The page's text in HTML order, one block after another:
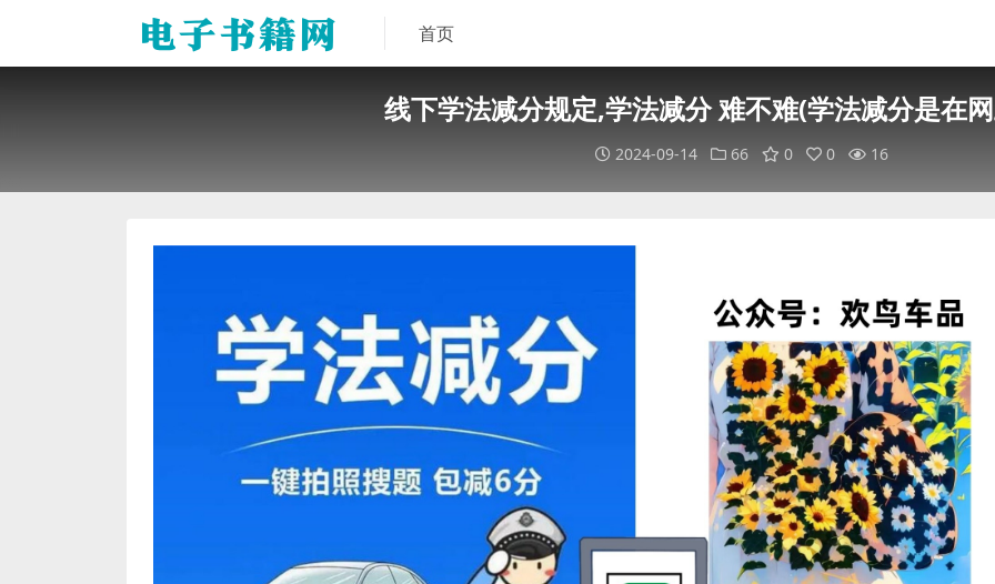
首页
线下学法减分规定,学法减分 难不难(学法减分是在
2024-09-14 66 0 0 16